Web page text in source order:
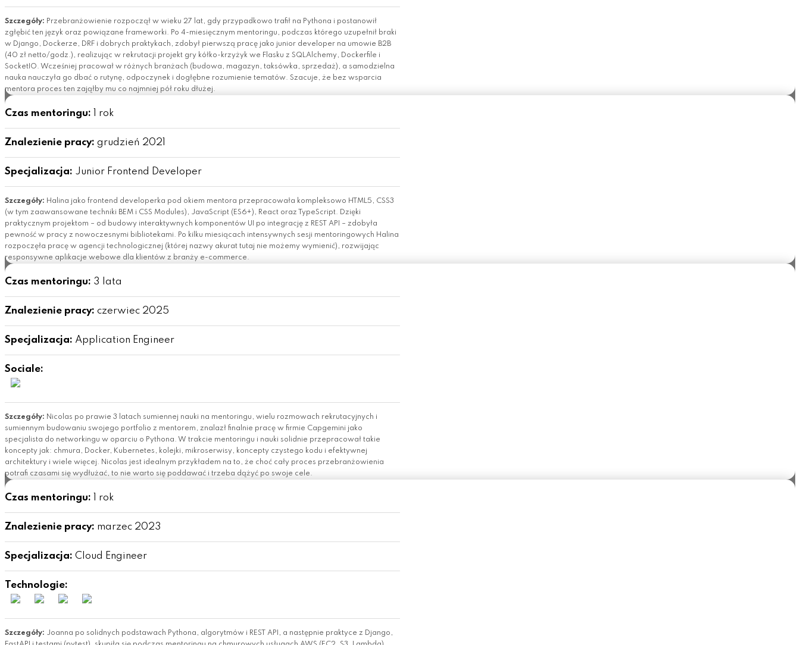
Szczegóły: Przebranżowienie rozpoczął w wieku 27 lat, gdy przypadkowo trafił na Pythona i postanowił
zgłębić ten język oraz powiązane frameworki. Po 4-miesięcznym mentoringu, podczas którego uzupełnił braki
w Django, Dockerze, DRF i dobrych praktykach, zdobył pierwszą pracę jako junior developer na umowie B2B
(40 zł netto/godz.), realizując w rekrutacji projekt gry kółko-krzyżyk we Flasku z SQLAlchemy, Dockerfile i
SocketIO. Wcześniej pracował w różnych branżach (budowa, magazyn, taksówka, sprzedaż), a samodzielna
nauka nauczyła go dbać o rutynę, odpoczynek i dogłębne rozumienie tematów. Szacuje, że bez wsparcia
mentora proces ten zająłby mu co najmniej pół roku dłużej.
Czas mentoringu: 1 rok
Znalezienie pracy: grudzień 2021
Specjalizacja: Junior Frontend Developer
Szczegóły: Halina jako frontend developerka pod okiem mentora przepracowała kompleksowo HTML5, CSS3
(w tym zaawansowane techniki BEM i CSS Modules), JavaScript (ES6+), React oraz TypeScript. Dzięki
praktycznym projektom – od budowy interaktywnych komponentów UI po integrację z REST API – zdobyła
pewność w pracy z nowoczesnymi bibliotekami. Po kilku miesiącach intensywnych sesji mentoringowych Halina
rozpoczęła pracę w agencji technologicznej (której nazwy akurat tutaj nie możemy wymienić), rozwijając
responsywne aplikacje webowe dla klientów z branży e-commerce.
Czas mentoringu: 3 lata
Znalezienie pracy: czerwiec 2025
Specjalizacja: Application Engineer
Sociale:
Szczegóły: Nicolas po prawie 3 latach sumiennej nauki na mentoringu, wielu rozmowach rekrutacyjnych i
sumiennym budowaniu swojego portfolio z mentorem, znalazł finalnie pracę w firmie Capgemini jako
specjalista do networkingu w oparciu o Pythona. W trakcie mentoringu i nauki solidnie przepracował takie
koncepty jak: chmura, Docker, Kubernetes, kolejki, mikroserwisy, koncepty czystego kodu i efektywnej
architektury i wiele więcej. Nicolas jest idealnym przykładem na to, że choć cały proces przebranżowienia
potrafi czasami się wydłużać, to nie warto się poddawać i trzeba dążyć po swoje cele.
Czas mentoringu: 1 rok
Znalezienie pracy: marzec 2023
Specjalizacja: Cloud Engineer
Technologie:
Szczegóły: Joanna po solidnych podstawach Pythona, algorytmów i REST API, a następnie praktyce z Django,